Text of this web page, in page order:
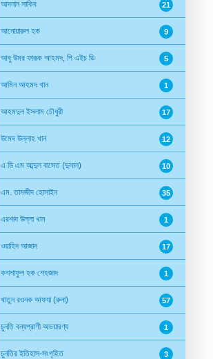
আদনান সাকিব 21
আনোয়ারুল হক 9
আবু উমর ফারূক আহমদ, পি এইচ ডি 5
আমিন আহমদ খান 1
আহমদুল ইসলাম চৌধুরী 17
উমেদ উল্লাহ খান 12
এ ডি এম আব্দুল বাসেত (দুলাল) 10
এম. তামজীদ হোসাইন 35
এরশাদ উল্লা খান 1
ওয়াহিদ আজাদ 17
কশশাফুল হক শেহজাদ 1
খাতুন রওনক আফযা (রুনা) 57
চুনতি বন্যপ্রাণী অভয়ারণ্য 1
চুনতির ইতিহাস-সংগৃহিত 3